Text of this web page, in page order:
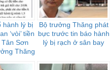
hành lý bị
‘vòi’ tiền
Sơn
Thăng
Bộ trưởng Thăng phát
bực trước tin báo hành
lý bị rạch ở sân bay